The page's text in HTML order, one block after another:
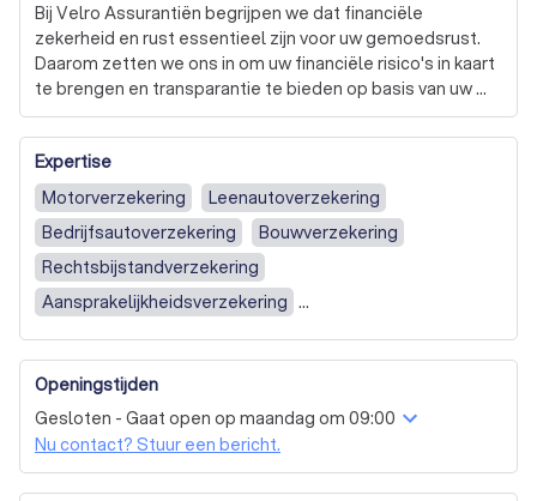
Bij Velro Assurantiën begrijpen we dat financiële
zekerheid en rust essentieel zijn voor uw gemoedsrust.
Daarom zetten we ons in om uw financiële risico's in kaart
te brengen en transparantie te bieden op basis van uw
wensen en huidige situatie. Onze aanpak is persoonlijk en
op maat gemaakt, waarbij we beginnen met een gesprek
om uw situatie te begrijpen. Dit kan plaatsvinden op een
locatie en tijdstip die voor u het beste werken.
Als onafhankelijk hypotheekadviseur streven we ernaar
om de ideale hypotheekoplossing voor u te vinden. We
gaan verder dan alleen het maken van een
maatwerkberekening, we helpen u kiezen uit alles wat de
markt te bieden heeft.
Voor ondernemers bieden we specifieke diensten aan,
waarbij we de unieke risico's van het ondernemerschap
begrijpen en helpen beheren. We brengen deze risico's in
kaart en stellen een pakket zakelijke verzekeringen
samen dat aansluit bij uw behoeften.
Expertise
Motorverzekering
Leenautoverzekering
Bedrijfsautoverzekering
Bouwverzekering
Rechtsbijstandverzekering
Aansprakelijkheidsverzekering
Overlijdensrisicoverzekering
Caravanverzekering
Zorgverzekering
Annuleringsverzekering
Reisverzekering
Autoverzekering
Opstalverzekering
Inboedelverzekering
Woonverzekering
Openingstijden
Gesloten - Gaat open op maandag om 09:00
Nu contact? Stuur een bericht.